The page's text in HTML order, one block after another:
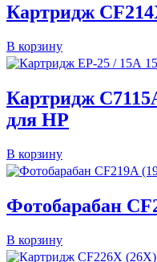
Картридж
В корзину
Картридж
для HP
В корзину
Фотобарабан
В корзину